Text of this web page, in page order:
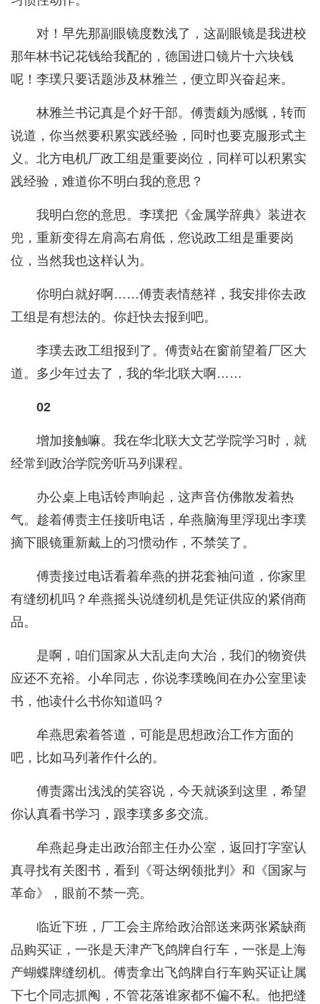
对！早先那副眼镜度数浅了，这副眼镜是我进校
那年林书记花钱给我配的，德国进口镜片十六块钱
呢！李璞只要话题涉及林雅兰，便立即兴奋起来。
林雅兰书记真是个好干部。傅责颇为感慨，转而
说道，你当然要积累实践经验，同时也要克服形式主
义。北方电机厂政工组是重要岗位，同样可以积累实
践经验，难道你不明白我的意思？
我明白您的意思。李璞把《金属学辞典》装进衣
兜，重新变得左肩高右肩低，您说政工组是重要岗
位，当然我也这样认为。
你明白就好啊……傅责表情慈祥，我安排你去政
工组是有想法的。你赶快去报到吧。
李璞去政工组报到了。傅责站在窗前望着厂区大
道。多少年过去了，我的华北联大啊……
02
增加接触嘛。我在华北联大文艺学院学习时，就
经常到政治学院旁听马列课程。
办公桌上电话铃声响起，这声音仿佛散发着热
气。趁着傅责主任接听电话，牟燕脑海里浮现出李璞
摘下眼镜重新戴上的习惯动作，不禁笑了。
傅责接过电话看着牟燕的拼花套袖问道，你家里
有缝纫机吗？牟燕摇头说缝纫机是凭证供应的紧俏商
品。
是啊，咱们国家从大乱走向大治，我们的物资供
应还不充裕。小牟同志，你说李璞晚间在办公室里读
书，他读什么书你知道吗？
牟燕思索着答道，可能是思想政治工作方面的
吧，比如马列著作什么的。
傅责露出浅浅的笑容说，今天就谈到这里，希望
你认真看书学习，跟李璞多多交流。
牟燕起身走出政治部主任办公室，返回打字室认
真寻找有关图书，看到《哥达纲领批判》和《国家与
革命》，眼前不禁一亮。
临近下班，厂工会主席给政治部送来两张紧缺商
品购买证，一张是天津产飞鸽牌自行车，一张是上海
产蝴蝶牌缝纫机。傅责拿出飞鸽牌自行车购买证让属
下七个同志抓阄，不管花落谁家都不偏不私。他把缝